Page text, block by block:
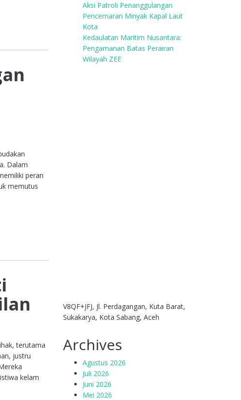
Dalam
peran
memutus
terutama
justru
kelam
Aksi Patroli Penanggulangan
Pencemaran Minyak Kapal Laut
Kota
Kedaulatan Maritim Nusantara:
Pengamanan Batas Perairan
Wilayah ZEE
V8QF+JFJ, Jl. Perdagangan, Kuta Barat,
Sukakarya, Kota Sabang, Aceh
Archives
Agustus 2026
Juli 2026
Juni 2026
Mei 2026